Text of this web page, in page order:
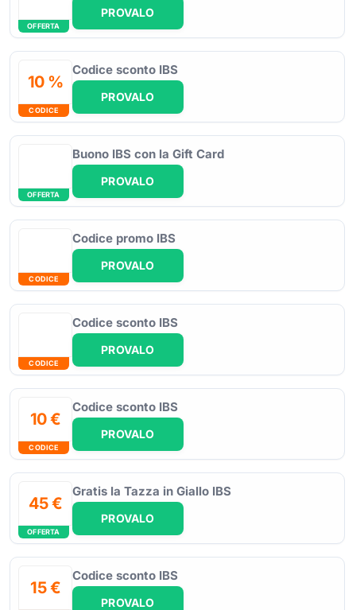
OFFERTA
PROVALO
10 %
CODICE
Codice sconto IBS
PROVALO
OFFERTA
Buono IBS con la Gift Card
PROVALO
CODICE
Codice promo IBS
PROVALO
CODICE
Codice sconto IBS
PROVALO
10 €
CODICE
Codice sconto IBS
PROVALO
45 €
OFFERTA
Gratis la Tazza in Giallo IBS
PROVALO
15 €
Codice sconto IBS
PROVALO